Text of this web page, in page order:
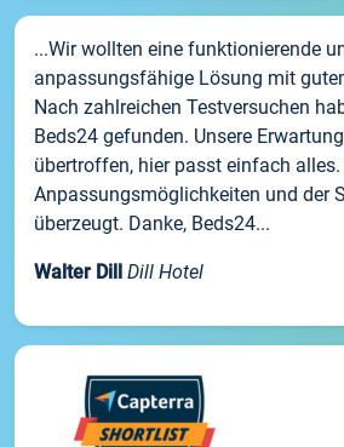
...Wir wollten eine funktionierende
anpassungsfähige Lösung mit
Nach zahlreichen Testversuchen
Beds24 gefunden. Unsere
übertroffen, hier passt einfach
Anpassungsmöglichkeiten und der
überzeugt. Danke, Beds24...
Walter Dill Dill Hotel